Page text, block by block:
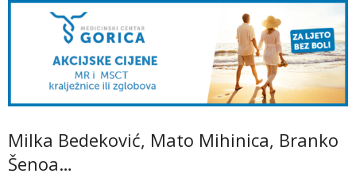
Milka Bedeković, Mato Mihinica, Branko
Šenoa…